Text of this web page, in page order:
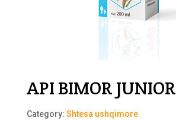
API BIMOR JUNIOR
Category: Shtesa ushqimore